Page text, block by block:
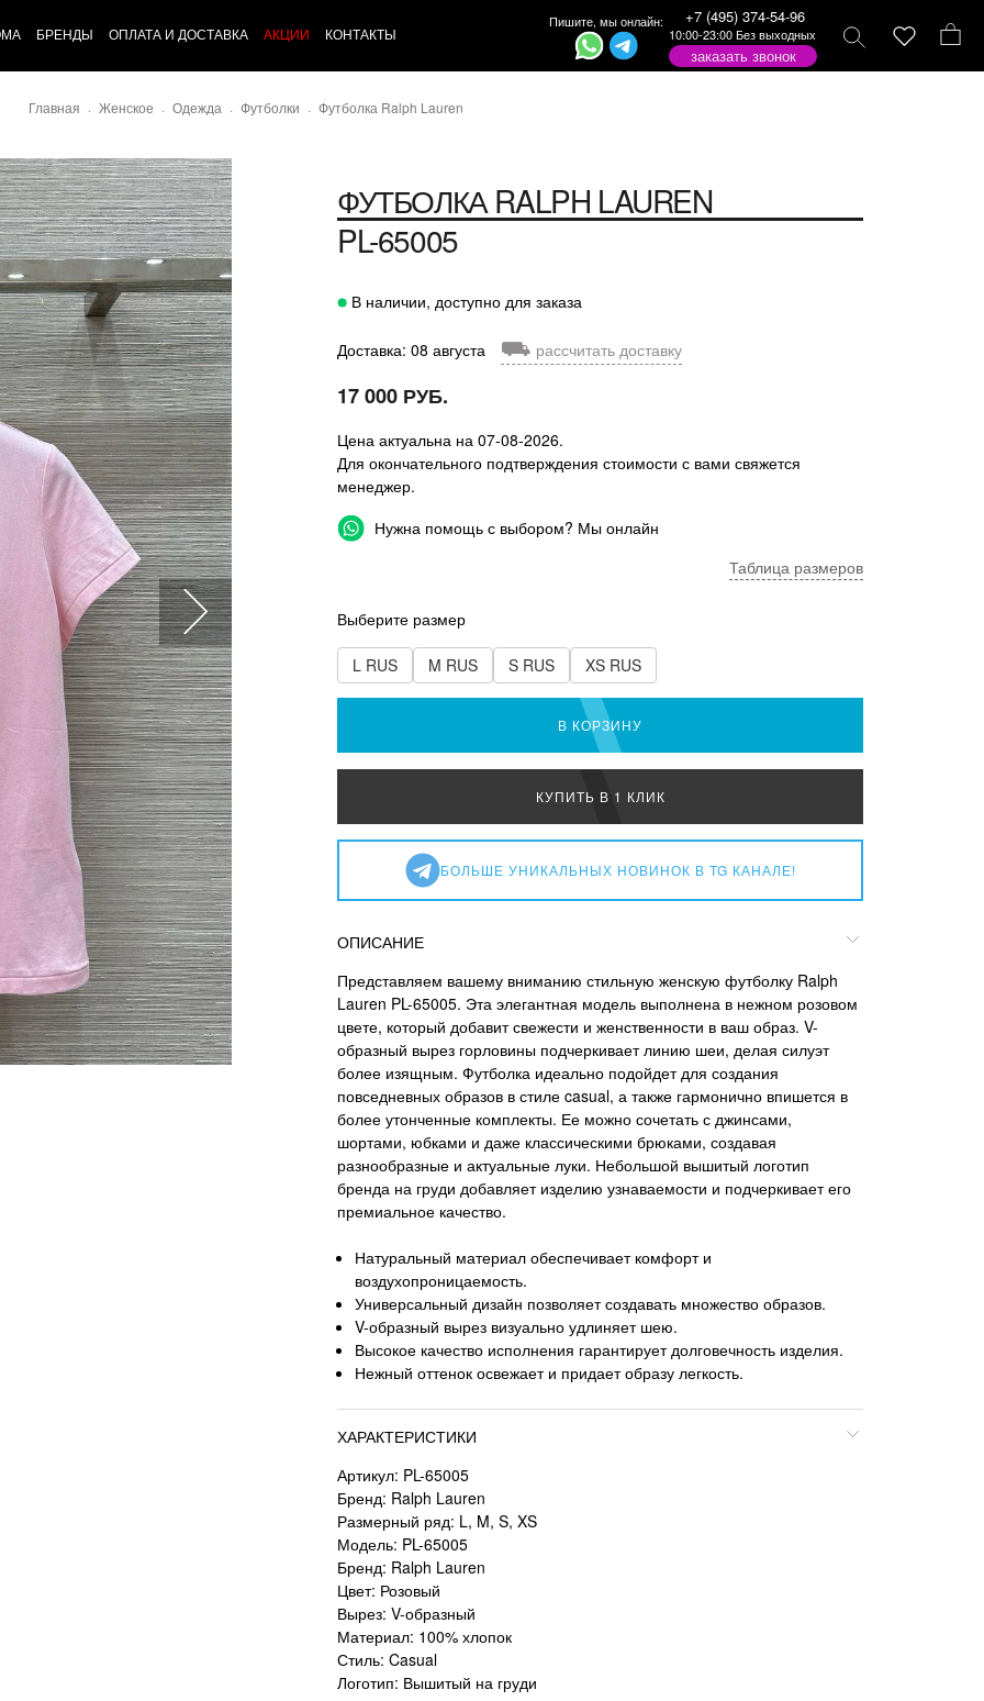
БРЕНДЫ ОПЛАТА И ДОСТАВКА АКЦИИ КОНТАКТЫ
Пишите, мы онлайн: +7 (495) 374-54-96
10:00-23:00 Без выходных
заказать звонок
Главная Женское Одежда Футболки Футболка Ralph Lauren
ФУТБОЛКА RALPH LAUREN
PL-65005
В наличии, доступно для заказа
Доставка: 08 августа ⛟ рассчитать доставку
17 000 РУБ.
Цена актуальна на 07-08-2026.
Для окончательного подтверждения стоимости с вами свяжется
менеджер.
Нужна помощь с выбором? Мы онлайн
Таблица размеров
Выберите размер
L RUS M RUS S RUS XS RUS
В КОРЗИНУ
КУПИТЬ В 1 КЛИК
БОЛЬШЕ УНИКАЛЬНЫХ НОВИНОК В TG КАНАЛЕ!
ОПИСАНИЕ
Представляем вашему вниманию стильную женскую футболку Ralph
Lauren PL-65005. Эта элегантная модель выполнена в нежном розовом
цвете, который добавит свежести и женственности в ваш образ. V-
образный вырез горловины подчеркивает линию шеи, делая силуэт
более изящным. Футболка идеально подойдет для создания
повседневных образов в стиле casual, а также гармонично впишется в
более утонченные комплекты. Ее можно сочетать с джинсами,
шортами, юбками и даже классическими брюками, создавая
разнообразные и актуальные луки. Небольшой вышитый логотип
бренда на груди добавляет изделию узнаваемости и подчеркивает его
премиальное качество.
Натуральный материал обеспечивает комфорт и
воздухопроницаемость.
Универсальный дизайн позволяет создавать множество образов.
V-образный вырез визуально удлиняет шею.
Высокое качество исполнения гарантирует долговечность изделия.
Нежный оттенок освежает и придает образу легкость.
ХАРАКТЕРИСТИКИ
Артикул: PL-65005
Бренд: Ralph Lauren
Размерный ряд: L, M, S, XS
Модель: PL-65005
Бренд: Ralph Lauren
Цвет: Розовый
Вырез: V-образный
Материал: 100% хлопок
Стиль: Casual
Логотип: Вышитый на груди